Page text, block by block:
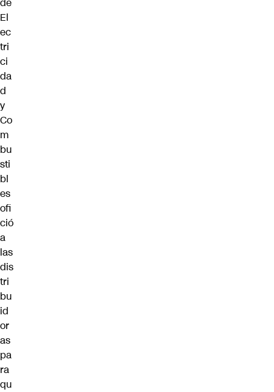
El
ec
tri
ci
da
d
y
Co
m
bu
sti
bl
es
ofi
ció
a
las
dis
tri
bu
id
or
as
pa
ra
qu